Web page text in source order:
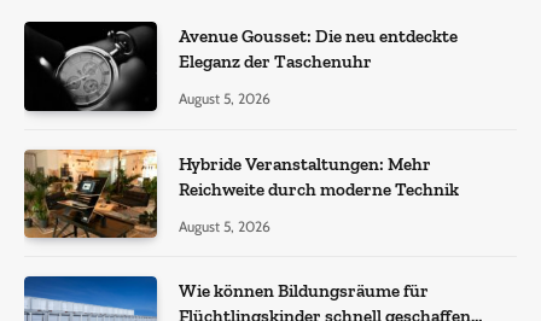
Avenue Gousset: Die neu entdeckte
Eleganz der Taschenuhr
August 5, 2026
Hybride Veranstaltungen: Mehr
Reichweite durch moderne Technik
August 5, 2026
Wie können Bildungsräume für
Flüchtlingskinder schnell geschaffen